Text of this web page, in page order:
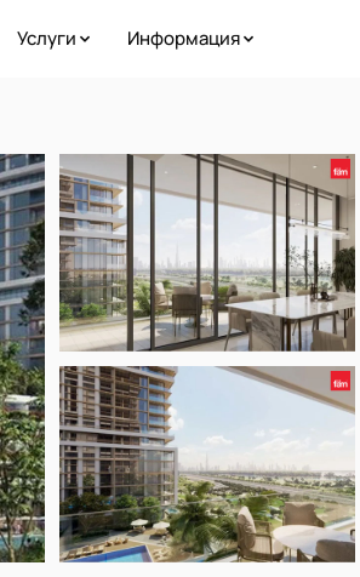
Услуги Информация